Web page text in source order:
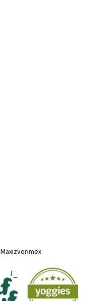
Maxizverimex